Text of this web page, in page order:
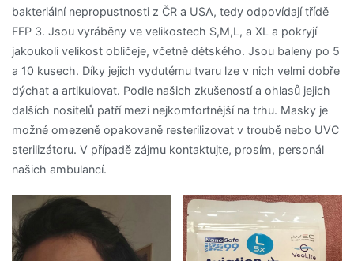
bakteriální nepropustnosti z ČR a USA, tedy odpovídají třídě
FFP 3. Jsou vyráběny ve velikostech S,M,L, a XL a pokryjí
jakoukoli velikost obličeje, včetně dětského. Jsou baleny po 5
a 10 kusech. Díky jejich vydutému tvaru lze v nich velmi dobře
dýchat a artikulovat. Podle našich zkušeností a ohlasů jejich
dalších nositelů patří mezi nejkomfortnější na trhu. Masky je
možné omezeně opakovaně resterilizovat v troubě nebo UVC
sterilizátoru. V případě zájmu kontaktujte, prosím, personál
našich ambulancí.